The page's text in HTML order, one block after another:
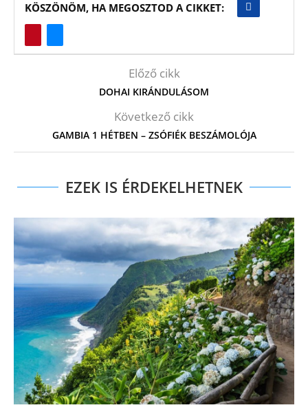
KÖSZÖNÖM, HA MEGOSZTOD A CIKKET:
Előző cikk
DOHAI KIRÁNDULÁSOM
Következő cikk
GAMBIA 1 HÉTBEN – ZSÓFIÉK BESZÁMOLÓJA
EZEK IS ÉRDEKELHETNEK